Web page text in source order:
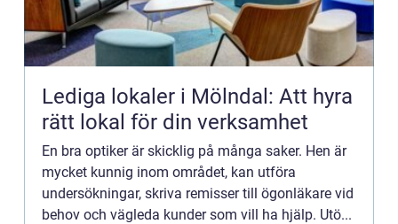
Lediga lokaler i Mölndal: Att hyra
rätt lokal för din verksamhet
En bra optiker är skicklig på många saker. Hen är
mycket kunnig inom området, kan utföra
undersökningar, skriva remisser till ögonläkare vid
behov och vägleda kunder som vill ha hjälp. Utö...